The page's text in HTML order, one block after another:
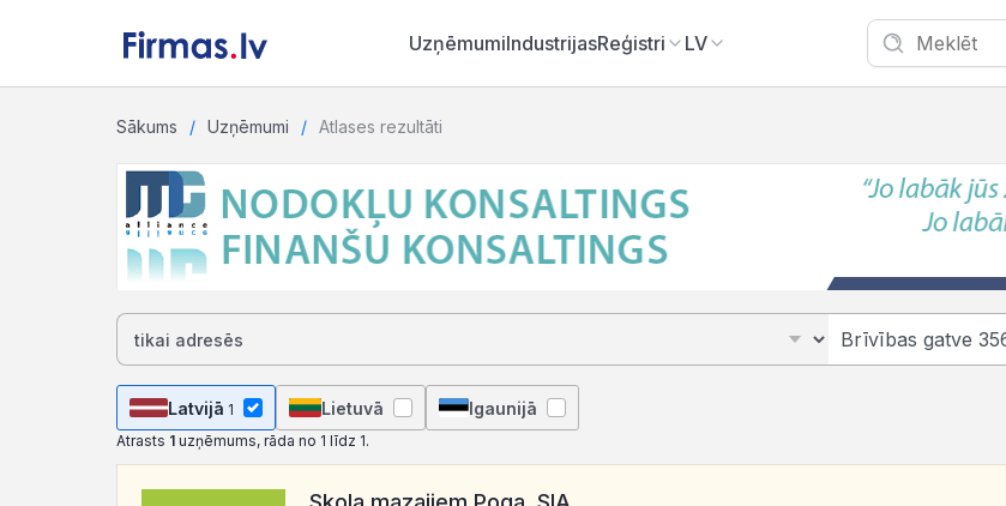
UzņēmumiIndustrijasReģistri LV
Sākums Uzņēmumi Atlases rezultāti
Latvijā 1 Lietuvā Igaunijā
Atrasts 1 uzņēmums, rāda no 1 līdz 1.